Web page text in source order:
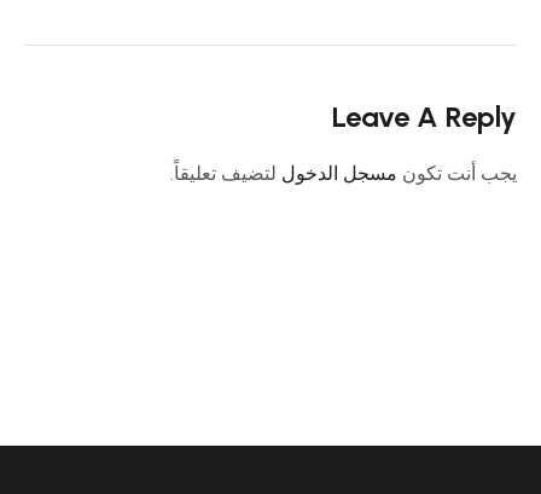
Leave A Reply
يجب أنت تكون مسجل الدخول لتضيف تعليقاً.